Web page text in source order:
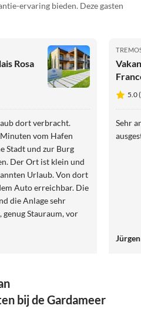
ervaring bieden. Deze gasten
Rosa
dort verbracht.
vom Hafen
Stadt und zur Burg
Der Ort ist klein und
Urlaub. Von dort
Auto erreichbar. Die
die Anlage sehr
Stauraum, vor
und 2 Kinder zu
zu hören.
viel Zeit auf dem
kann ich es mir
5.0
Sehr
bij de Gardameer